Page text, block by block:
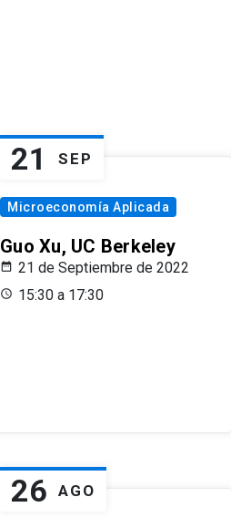
21 SEP
Microeconomía Aplicada
Guo Xu, UC Berkeley
21 de Septiembre de 2022
15:30 a 17:30
26 AGO